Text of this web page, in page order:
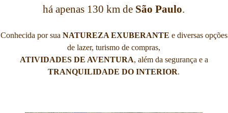
há apenas 130 km de São Paulo.
Conhecida por sua NATUREZA EXUBERANTE e diversas opções
de lazer, turismo de compras,
ATIVIDADES DE AVENTURA, além da segurança e a
TRANQUILIDADE DO INTERIOR.